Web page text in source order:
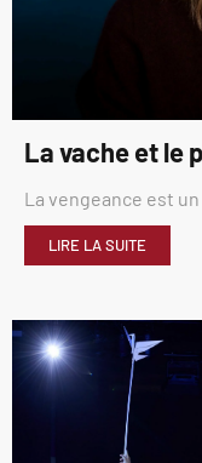
La vache et le
La vengeance est
LIRE LA SUITE